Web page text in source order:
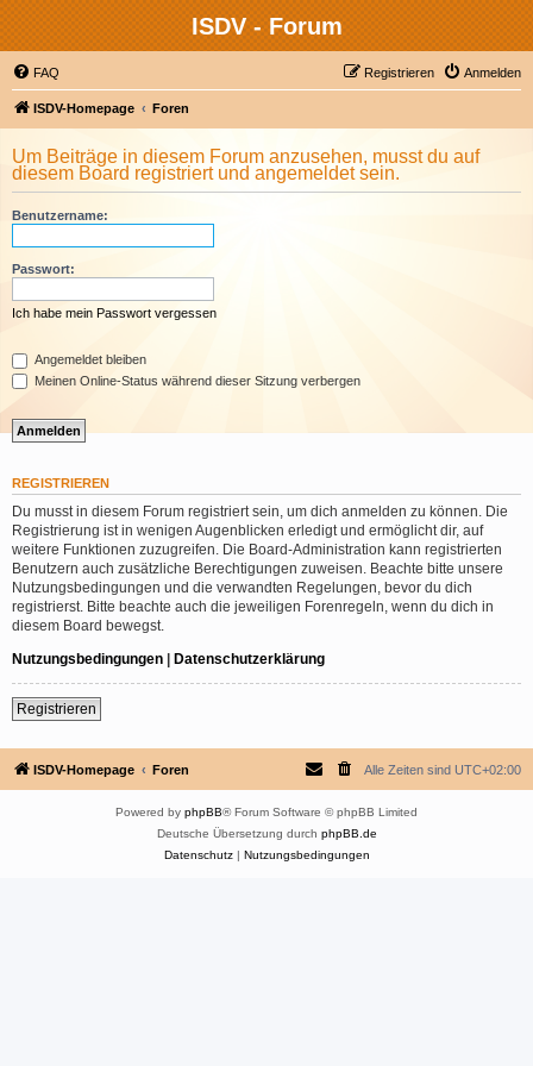
ISDV - Forum
FAQ Anmelden
Registrieren
ISDV-Homepage Foren
Um Beiträge in diesem Forum anzusehen, musst du auf
diesem Board registriert und angemeldet sein.
Benutzername:
Passwort:
Ich habe mein Passwort vergessen
Angemeldet bleiben
Meinen Online-Status während dieser Sitzung verbergen
REGISTRIEREN
Du musst in diesem Forum registriert sein, um dich anmelden zu können. Die
Registrierung ist in wenigen Augenblicken erledigt und ermöglicht dir, auf
weitere Funktionen zuzugreifen. Die Board-Administration kann registrierten
Benutzern auch zusätzliche Berechtigungen zuweisen. Beachte bitte unsere
Nutzungsbedingungen und die verwandten Regelungen, bevor du dich
registrierst. Bitte beachte auch die jeweiligen Forenregeln, wenn du dich in
diesem Board bewegst.
Nutzungsbedingungen | Datenschutzerklärung
Registrieren
ISDV-Homepage Foren Alle Zeiten sind UTC+02:00
Powered by phpBB® Forum Software © phpBB Limited
Deutsche Übersetzung durch phpBB.de
Datenschutz| Nutzungsbedingungen